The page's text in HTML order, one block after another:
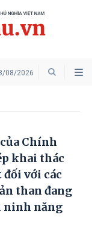
08/2026
Chính
khai thác
đối với các
than đang
ninh năng